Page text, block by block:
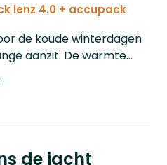
in lagen, dit houdt de
vast. Natuurlijk ook
een aanzit.
lenz 4.0 + accupack
de koude winterdagen
aanzit. De warmte
met de Lenz heat
hoeft u nooit meer
de jacht